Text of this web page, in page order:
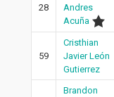
28
Andres
Acuña
59
Cristhian
Javier León
Gutierrez
Brandon